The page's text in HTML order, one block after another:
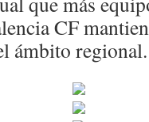
CF
ámbito regional.